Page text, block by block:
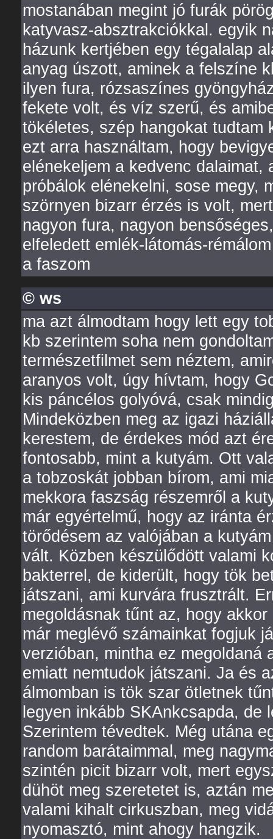
mostanában megint jó furák
katyvasz-absztrakciókkal. egyik
házunk kertjében egy tégalalap
anyag úszott, aminek a felszíne
ilyen fura, rózsaszínes
fekete volt, és víz szerű, és
tökéletes, szép hangokat tudtam
ezt arra használtam, hogy
elénekeljem a kedvenc
próbálok elénekelni, sose megy,
szörnyen bizarr érzés is volt,
nagyon fura, nagyon
elfeledett emlék-látomás-
a faszom
© ws
ma azt álmodtam hogy lett egy
kb szerintem soha nem
természetfilmet sem néztem,
aranyos volt, úgy hívtam, hogy
kis páncélos golyóvá, csak
Mindeközben meg az igazi
kerestem, de érdekes mód azt
fontosabb, mint a kutyám. Ott
a tobzoskát jobban bírom, ami
mekkora faszság részemről a
már egyértelmű, hogy az iránta
törődésem az valójában a
vált. Közben készülődött valami
bakterrel, de kiderült, hogy tök
játszani, ami kurvára frusztrált.
megoldásnak tűnt az, hogy
már meglévő számainkat fogjuk
verzióban, mintha ez megoldaná
emiatt nemtudok játszani. Ja és
álmomban is tök szar ötletnek
legyen inkább SKAnkcsapda, de
Szerintem tévedtek. Még utána
random barátaimmal, meg
szintén picit bizarr volt, mert
dühöt meg szeretetet is, aztán
valami kihalt cirkuszban, meg
nyomasztó, mint ahogy hangzik.